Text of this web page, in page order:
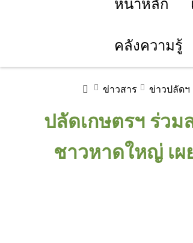
หน้าหลัก
คลังความรู้
ข่าวสาร ข่าวปลัดฯ
ปลัดเกษตรฯ ร่ว
ชาวหาดใหญ่ เผ